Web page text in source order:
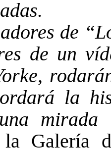
de
de un
la
Galería